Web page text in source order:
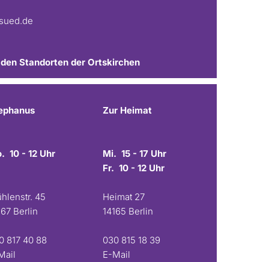
Standorten der Ortskirchen
10 - 12 Uhr
45
Berlin
817 40 88
Zur Heimat
Mi. 15 - 17 Uhr
Fr. 10 - 12 Uhr
Heimat 27
14165 Berlin
030 815 18 39
E-Mail